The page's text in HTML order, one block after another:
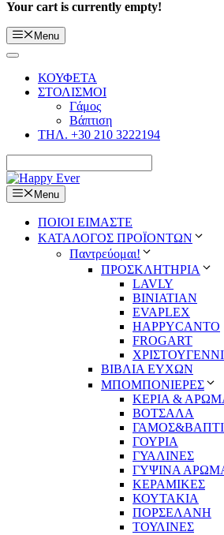
Your cart is currently empty!
Menu
ΚΟΥΦΕΤΑ
ΣΤΟΛΙΣΜΟΙ
Γάμος
Βάπτιση
ΤΗΛ. +30 210 3222194
Menu
ΠΟΙΟΙ ΕΙΜΑΣΤΕ
ΚΑΤΑΛΟΓΟΣ ΠΡΟΪΟΝΤΩΝ
Παντρεύομαι!
ΠΡΟΣΚΛΗΤΗΡΙΑ
LAVLY
BINIATIAN
EVAPLEX
HAPPYCANTO
FROGART
ΒΙΒΛΙΑ ΕΥΧΩΝ
ΜΠΟΜΠΟΝΙΕΡΕΣ
ΚΕΡΙΑ &
ΒΟΤΣΑΛΑ
ΓΟΥΡΙΑ
ΓΥΑΛΙΝΕΣ
ΓΥΨΙΝΑ
ΚΕΡΑΜΙΚΕΣ
ΚΟΥΤΑΚΙΑ
ΠΟΡΣΕΛΑΝΗ
ΤΟΥΛΙΝΕΣ